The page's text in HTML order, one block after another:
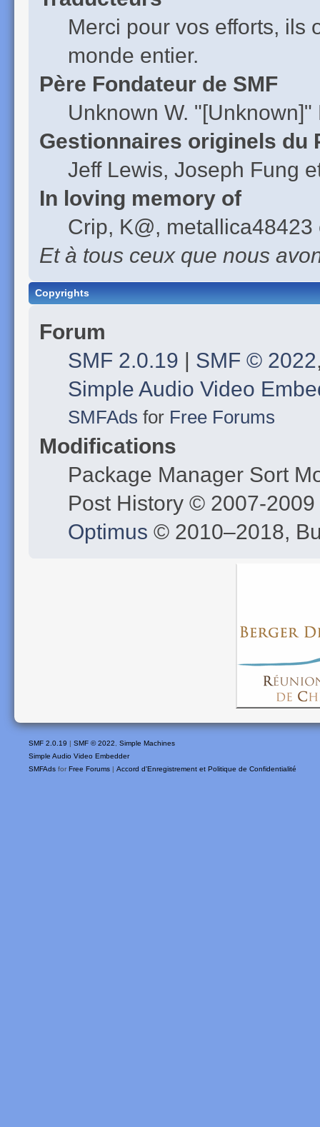
Merci pour vos efforts, ils
monde entier.
Père Fondateur de SMF
Unknown W. "[Unknown]"
Gestionnaires originels du
Jeff Lewis, Joseph Fung
In loving memory of
Crip, K@,
Et à tous ceux que nous
Copyrights
Forum
SMF 2.0.19 | SMF © 2022
Simple Audio Video
SMFAds for Free Forums
Modifications
Package Manager Sort
Post History © 2007-2009
Optimus © 2010–2018,
SMF 2.0.19 | SMF © 2022
Simple Machines
Simple Audio Video Embedder
SMFAds for Free Forums | Accord d'Enregistrement et Politique de Confidentialité